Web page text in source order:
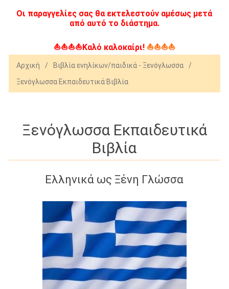
Οι παραγγελίες σας θα εκτελεστούν αμέσως μετά
από αυτό το διάστημα.
⛵⛵⛵⛵Καλό καλοκαίρι! ⛵⛵⛵⛵
Αρχική / Βιβλία ενηλίκων/παιδικά - Ξενόγλωσσα
/
Ξενόγλωσσα Εκπαιδευτικά Βιβλία
Ξενόγλωσσα Εκπαιδευτικά
Βιβλία
Ελληνικά ως Ξένη Γλώσσα